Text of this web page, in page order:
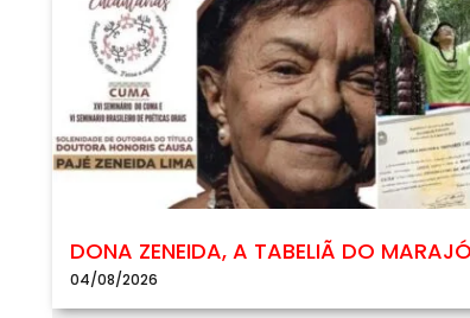
DONA ZENEIDA, A TABELIÃ DO
04/08/2026